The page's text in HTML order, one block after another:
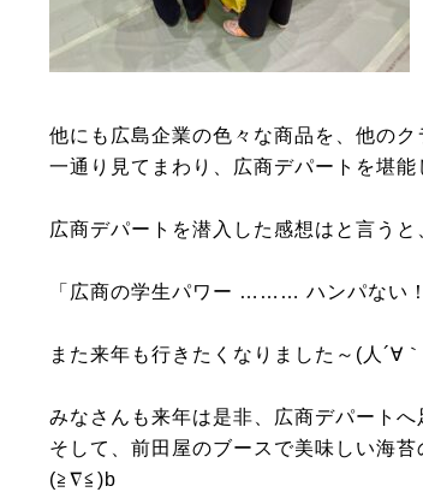
他にも広島企業の色々な商品を、他の
一通り見てまわり、広商デパートを堪能
広商デパートを潜入した感想はと言うと
「広商の学生パワー ……… ハンパない！
また来年も行きたくなりました～(人´∀
みなさんも来年は是非、広商デパートへ
そして、前田屋のブースで美味しい海
(≧∇≦)b